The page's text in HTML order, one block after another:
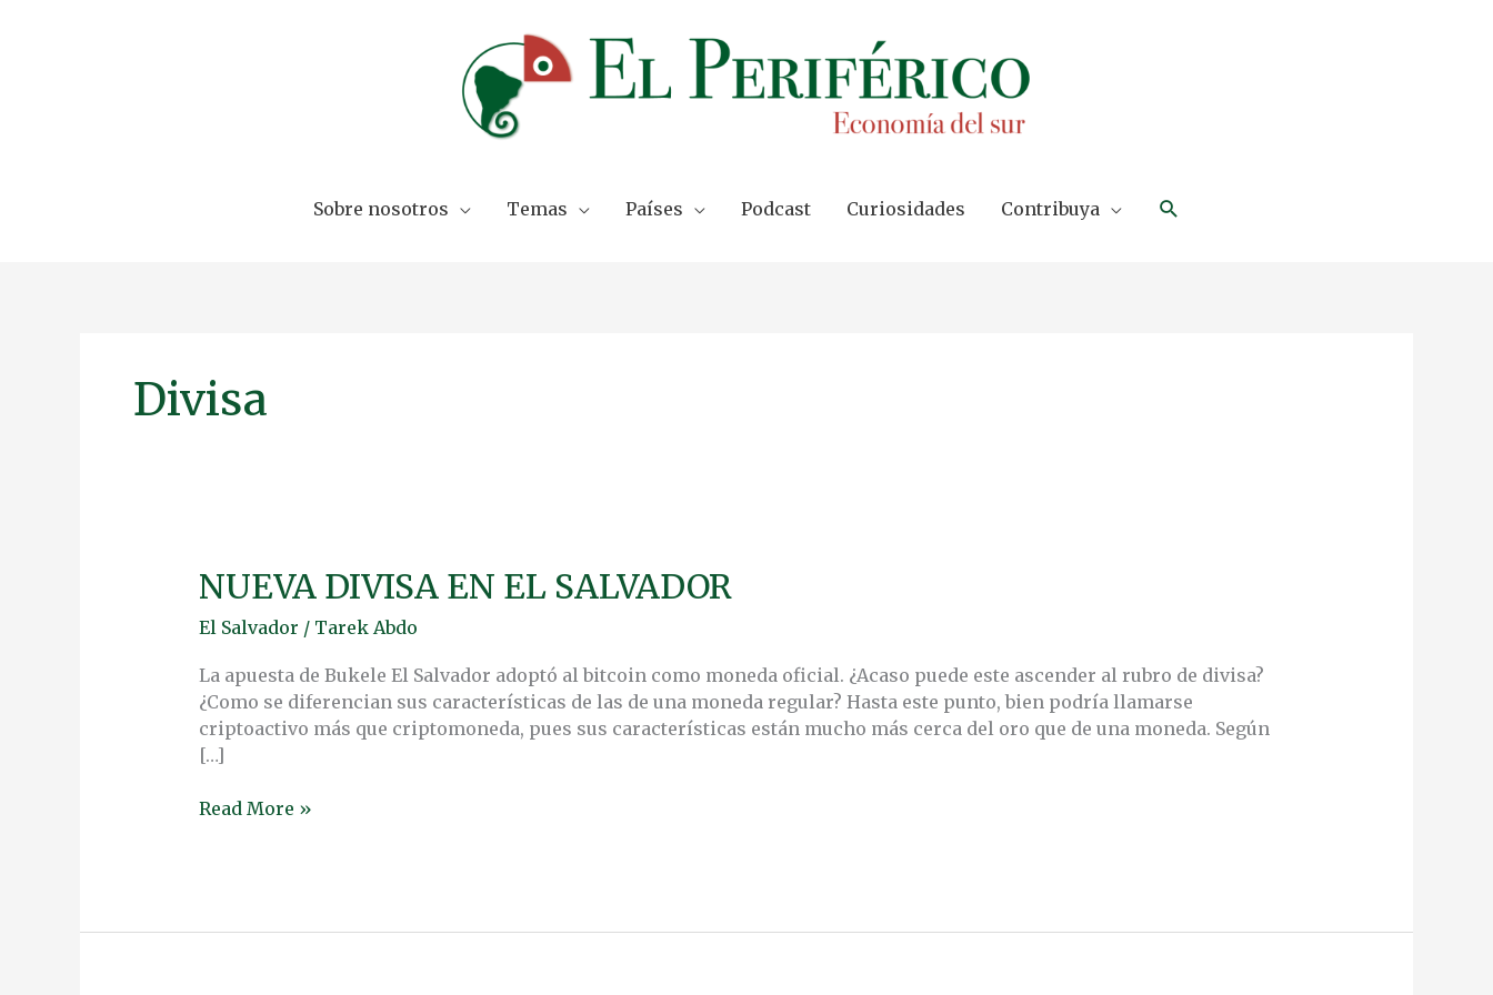
Sobre nosotros Temas Países Podcast Curiosidades Contribuya Search
Divisa
NUEVA DIVISA EN EL SALVADOR
El Salvador / Tarek Abdo
La apuesta de Bukele El Salvador adoptó al bitcoin como moneda oficial. ¿Acaso puede este ascender al rubro de divisa?
¿Como se diferencian sus características de las de una moneda regular? Hasta este punto, bien podría llamarse
criptoactivo más que criptomoneda, pues sus características están mucho más cerca del oro que de una moneda. Según
[…]
NUEVA
DIVISA
EN
SALVADOR
Read More »